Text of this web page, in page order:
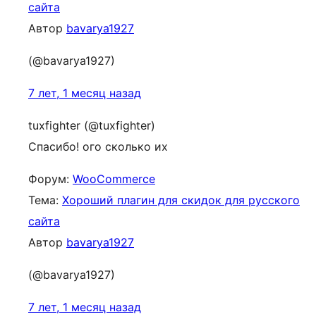
сайта
Автор bavarya1927
(@bavarya1927)
7 лет, 1 месяц назад
tuxfighter (@tuxfighter)
Спасибо! ого сколько их
Форум: WooCommerce
Тема: Хороший плагин для скидок для русского
сайта
Автор bavarya1927
(@bavarya1927)
7 лет, 1 месяц назад